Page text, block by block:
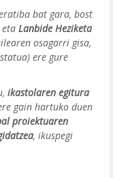
bat gara, bost
eta Lanbide Heziketa
osagarri gisa,
ere gure
ikastolaren egitura
gain hartuko duen
proiektuaren
, ikuspegi